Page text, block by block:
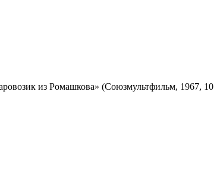
из Ромашкова» (Союзмультфильм, 1967, 10